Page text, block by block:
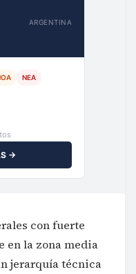
ARGENTINA
NEA
→
con fuerte
en la zona media
jerarquía técnica